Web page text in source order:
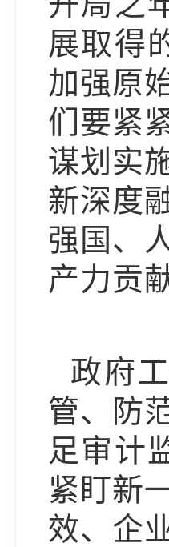
展取得
加强原
们要紧
谋划实
新深度
强国、
产力贡
政府
管、防
足审计
紧盯新
效、企